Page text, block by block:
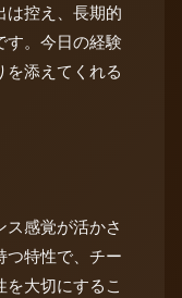
は控え、長期的
す。今日の経験
を添えてくれる
感覚が活かさ
つ特性で、チー
大切にするこ